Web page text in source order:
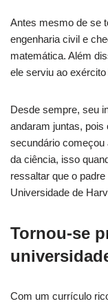
Antes mesmo de se
engenharia civil e
matemática. Além
ele serviu ao
Desde sempre, seu
andaram juntas, pois
secundário começou
da ciência, isso
ressaltar que o
Universidade de
Tornou-se
Com um currículo